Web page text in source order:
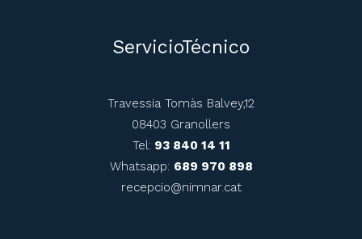
ServicioTécnico
Travessia Tomàs Balvey,12
08403 Granollers
Tel: 93 840 14 11
Whatsapp: 689 970 898
recepcio@nimnar.cat